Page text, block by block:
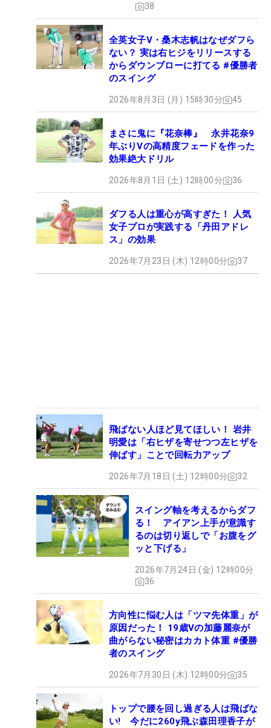
38
全英女子V・桑木志帆はなぜダフら
ない？ 実は右ヒジをリリースする
からダウンブローに打てる #優勝者
のスイング
2026年8月3日 (月) 15時30分 45
まさに鬼に『花奈棒』 永井花奈9
年ぶりVの高精度フェードを作った
効果絶大ドリル
2026年8月1日 (土) 12時00分 36
ダフる人は重心が高すぎた！ 人気
女子プロが実践する「丹田アドレ
ス」の効果
2026年7月23日 (木) 12時00分 37
飛ばない人ほど見てほしい！ 岩井
明愛は「右ヒザを寄せつつ左ヒザを
伸ばす」ことで回転力アップ
2026年7月18日 (土) 12時00分 32
スイング軸を考えるからダフ
る！ アイアン上手が意識す
るのは切り返しで「お腹をグ
ッと下げる」
2026年7月24日 (金) 12時00分
36
方向性に悩む人は「ツマ先体重」が
原因だった！ 19歳Vの加藤麗奈が
曲がらない秘密はカカト体重 #優勝
者のスイング
2026年7月30日 (木) 12時00分 35
トップで腰を回し過ぎる人は飛ばな
い! 今だに260y飛ぶ森田理香子が